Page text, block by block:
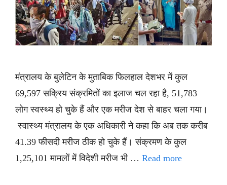
मंत्रालय के बुलेटिन के मुताबिक फिलहाल देशभर में कुल
69,597 सक्रिय संक्रमितों का इलाज चल रहा है, 51,783
लोग स्वस्थ्य हो चुके हैं और एक मरीज देश से बाहर चला गया।
स्वास्थ्य मंत्रालय के एक अधिकारी ने कहा कि अब तक करीब
41.39 फीसदी मरीज ठीक हो चुके हैं। संक्रमण के कुल
1,25,101 मामलों में विदेशी मरीज भी … Read more